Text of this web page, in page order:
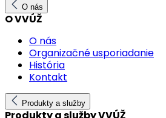
O nás
O VVÚŽ
O nás
Organizačné usporiadanie
História
Kontakt
Produkty a služby